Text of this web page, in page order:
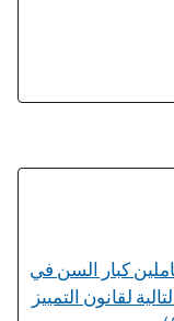
كبار السن في
خلال الـ 50 عامًا التالية لقانون التمييز